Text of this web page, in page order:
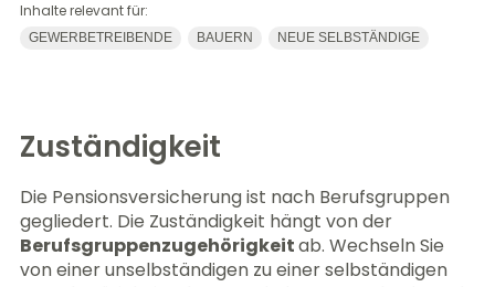
Inhalte relevant für:
GEWERBETREIBENDE BAUERN NEUE SELBSTÄNDIGE
Zuständigkeit
Die Pensionsversicherung ist nach Berufsgruppen
gegliedert. Die Zuständigkeit hängt von der
Berufsgruppenzugehörigkeitab. Wechseln Sie
von einer unselbständigen zu einer selbständigen